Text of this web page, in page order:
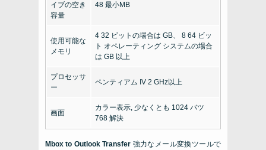
イブの空き
容量
48 最小MB
使用可能な
メモリ
4 32 ビットの場合は GB、 8 64 ビッ
ト オペレーティング システムの場合
は GB 以上
プロセッサ
ー
ペンティアム IV 2 GHz以上
画面
カラー表示, 少なくとも 1024 バツ
768 解決
Mbox to Outlook Transfer 強力なメール変換ツールで